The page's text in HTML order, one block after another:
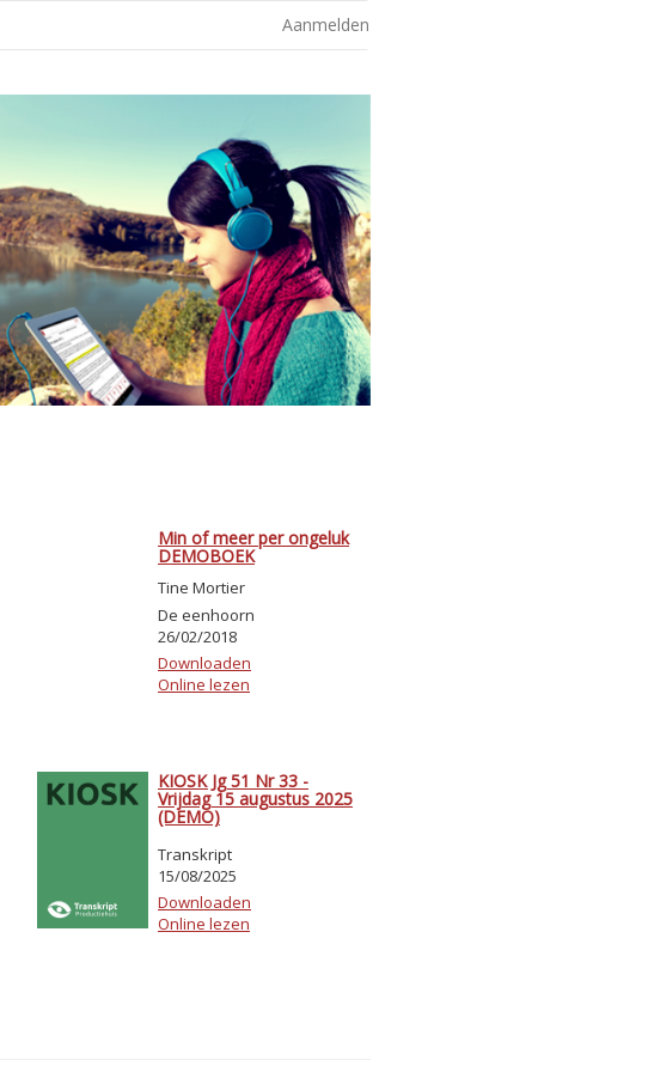
Aanmelden
Min of meer per ongeluk
DEMOBOEK
Tine Mortier
De eenhoorn
26/02/2018
Downloaden
Online lezen
KIOSK Jg 51 Nr 33 -
Vrijdag 15 augustus 2025
(DEMO)
Transkript
15/08/2025
Downloaden
Online lezen